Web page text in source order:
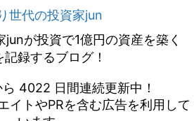
世代の投資家jun
が投資で1億円の資産を築く
記録するブログ！
4022 日間連続更新中！
イトやPRを含む広告を利用して